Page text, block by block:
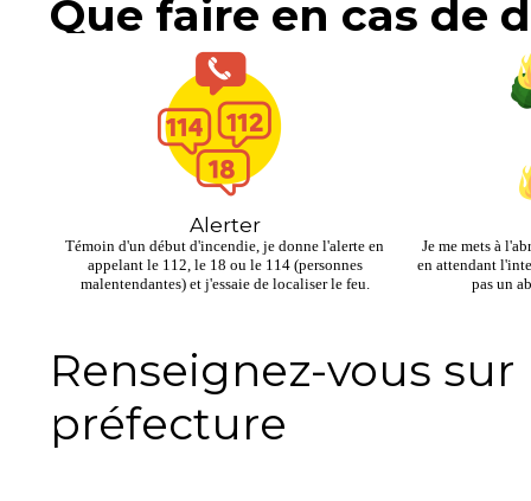
Alerter
Témoin d'un début d'incendie, je donne l'alerte en
appelant le 112, le 18 ou le 114 (personnes
malentendantes) et j'essaie de localiser le feu.
Que faire en cas de
Je me mets à
en attendant
pas un
Renseignez-vous
préfecture
sur une terrasse et
s'enflammer.
-Cigarette et mégot :
cendrier. Je ne fume
-Travaux et étincelles :
la pelouse et des
-Stockage des
et produits